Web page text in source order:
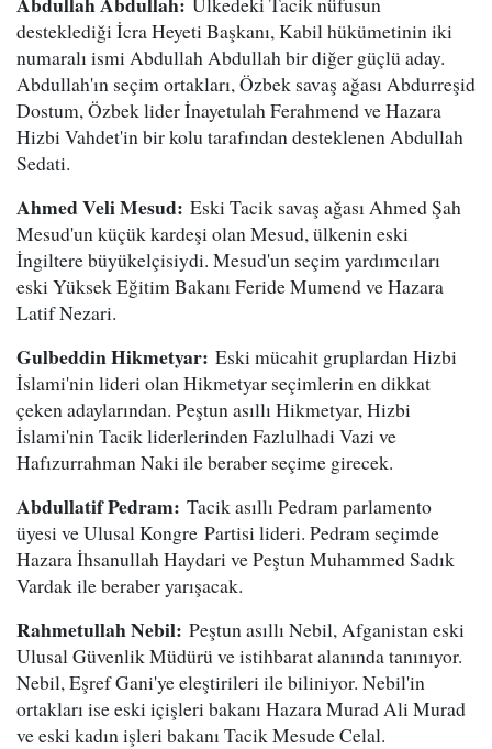
desteklediği İcra Heyeti Başkanı, Kabil hükümetinin iki
numaralı ismi Abdullah Abdullah bir diğer güçlü aday.
Abdullah'ın seçim ortakları, Özbek savaş ağası Abdurreşid
Dostum, Özbek lider İnayetulah Ferahmend ve Hazara
Hizbi Vahdet'in bir kolu tarafından desteklenen Abdullah
Sedati.
Ahmed Veli Mesud: Eski Tacik savaş ağası Ahmed Şah
Mesud'un küçük kardeşi olan Mesud, ülkenin eski
İngiltere büyükelçisiydi. Mesud'un seçim yardımcıları
eski Yüksek Eğitim Bakanı Feride Mumend ve Hazara
Latif Nezari.
Gulbeddin Hikmetyar: Eski mücahit gruplardan Hizbi
İslami'nin lideri olan Hikmetyar seçimlerin en dikkat
çeken adaylarından. Peştun asıllı Hikmetyar, Hizbi
İslami'nin Tacik liderlerinden Fazlulhadi Vazi ve
Hafızurrahman Naki ile beraber seçime girecek.
Abdullatif Pedram: Tacik asıllı Pedram parlamento
üyesi ve Ulusal Kongre Partisi lideri. Pedram seçimde
Hazara İhsanullah Haydari ve Peştun Muhammed Sadık
Vardak ile beraber yarışacak.
Rahmetullah Nebil: Peştun asıllı Nebil, Afganistan eski
Ulusal Güvenlik Müdürü ve istihbarat alanında tanınıyor.
Nebil, Eşref Gani'ye eleştirileri ile biliniyor. Nebil'in
ortakları ise eski içişleri bakanı Hazara Murad Ali Murad
ve eski kadın işleri bakanı Tacik Mesude Celal.